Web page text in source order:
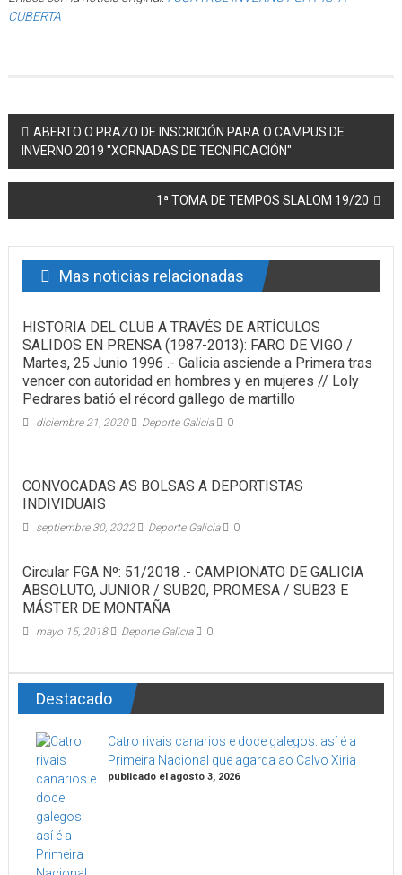
CUBERTA
Post navigation
ABERTO O PRAZO DE INSCRICIÓN PARA O CAMPUS DE
INVERNO 2019 "XORNADAS DE TECNIFICACIÓN"
1ª TOMA DE TEMPOS SLALOM 19/20
Mas noticias relacionadas
HISTORIA DEL CLUB A TRAVÉS DE ARTÍCULOS
SALIDOS EN PRENSA (1987-2013): FARO DE VIGO /
Martes, 25 Junio 1996 .- Galicia asciende a Primera tras
vencer con autoridad en hombres y en mujeres // Loly
Pedrares batió el récord gallego de martillo
diciembre 21, 2020 Deporte Galicia 0
CONVOCADAS AS BOLSAS A DEPORTISTAS
INDIVIDUAIS
septiembre 30, 2022 Deporte Galicia 0
Circular FGA Nº: 51/2018 .- CAMPIONATO DE GALICIA
ABSOLUTO, JUNIOR / SUB20, PROMESA / SUB23 E
MÁSTER DE MONTAÑA
mayo 15, 2018 Deporte Galicia 0
Destacado
Catro rivais canarios e doce galegos: así é a
Primeira Nacional que agarda ao Calvo Xiria
publicado el agosto 3, 2026